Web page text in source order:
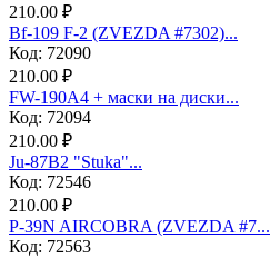
210.00 ₽
Bf-109 F-2 (ZVEZDA #7302)...
Код: 72090
210.00 ₽
FW-190A4 + маски на диски...
Код: 72094
210.00 ₽
Ju-87B2 "Stuka"...
Код: 72546
210.00 ₽
P-39N AIRCOBRA (ZVEZDA #7...
Код: 72563